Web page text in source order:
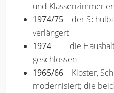
und Klassenzimmer
1974/75 der
verlängert
1974 die
geschlossen
1965/66 Kloster,
modernisiert; die